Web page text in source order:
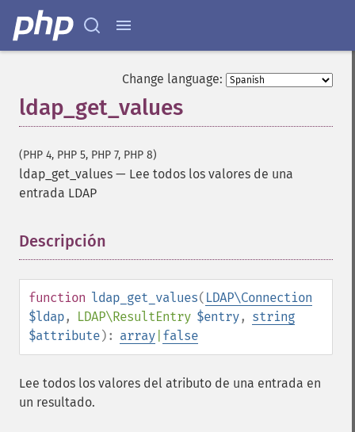
Change language:
ldap_get_values
(PHP 4, PHP 5, PHP 7, PHP 8)
ldap_get_values — Lee todos los valores de una
entrada LDAP
Descripción
function ldap_get_values( LDAP\Connection
$ldap, LDAP\ResultEntry $entry, string
$attribute): array false
Lee todos los valores del atributo de una entrada en
un resultado.